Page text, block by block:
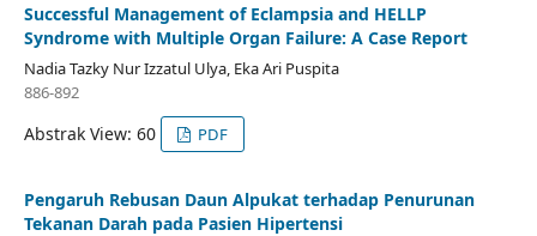
Successful Management of Eclampsia and HELLP
Syndrome with Multiple Organ Failure: A Case Report
Nadia Tazky Nur Izzatul Ulya, Eka Ari Puspita
886-892
Abstrak View: 60 PDF
Pengaruh Rebusan Daun Alpukat terhadap Penurunan
Tekanan Darah pada Pasien Hipertensi